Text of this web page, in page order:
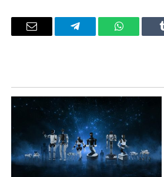
Tumblr واتساب تيلقرام
البريد